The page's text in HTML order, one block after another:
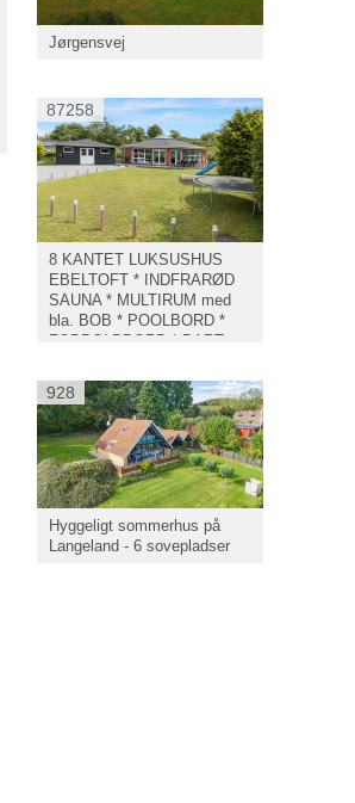
Jørgensvej
87258
8 KANTET LUKSUSHUS
EBELTOFT * INDFRARØD
SAUNA * MULTIRUM med
bla. BOB * POOLBORD *
FODBOLDBORD * DART
928
Hyggeligt sommerhus på
Langeland - 6 sovepladser